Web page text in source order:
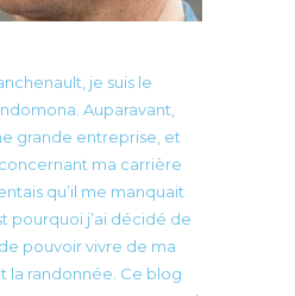
je suis le
Auparavant,
grande entreprise, et
ma carrière
qu’il me manquait
pourquoi j’ai décidé de
pouvoir vivre de ma
la randonnée. Ce blog